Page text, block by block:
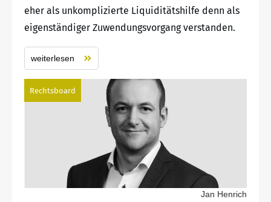
eher als unkomplizierte Liquiditätshilfe denn als
eigenständiger Zuwendungsvorgang verstanden.
weiterlesen
Rechtsboard
Jan Henrich